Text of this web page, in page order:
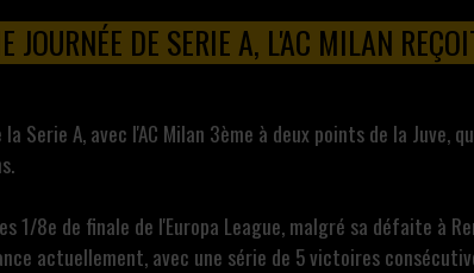
JOURNÉE DE SERIE A, L'AC MILAN
Serie A, avec l'AC Milan 3ème à deux points de la Juve,
1/8e de finale de l'Europa League, malgré sa défaite à
actuellement, avec une série de 5 victoires